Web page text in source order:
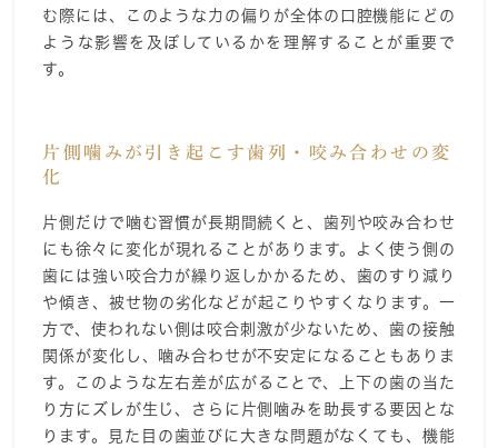
む際には、このような力の偏りが全体の口腔機能にどの
ような影響を及ぼしているかを理解することが重要で
す。
片側噛みが引き起こす歯列・咬み合わせの変
化
片側だけで噛む習慣が長期間続くと、歯列や咬み合わせ
にも徐々に変化が現れることがあります。よく使う側の
歯には強い咬合力が繰り返しかかるため、歯のすり減り
や傾き、被せ物の劣化などが起こりやすくなります。一
方で、使われない側は咬合刺激が少ないため、歯の接触
関係が変化し、噛み合わせが不安定になることもありま
す。このような左右差が広がることで、上下の歯の当た
り方にズレが生じ、さらに片側噛みを助長する要因とな
ります。見た目の歯並びに大きな問題がなくても、機能